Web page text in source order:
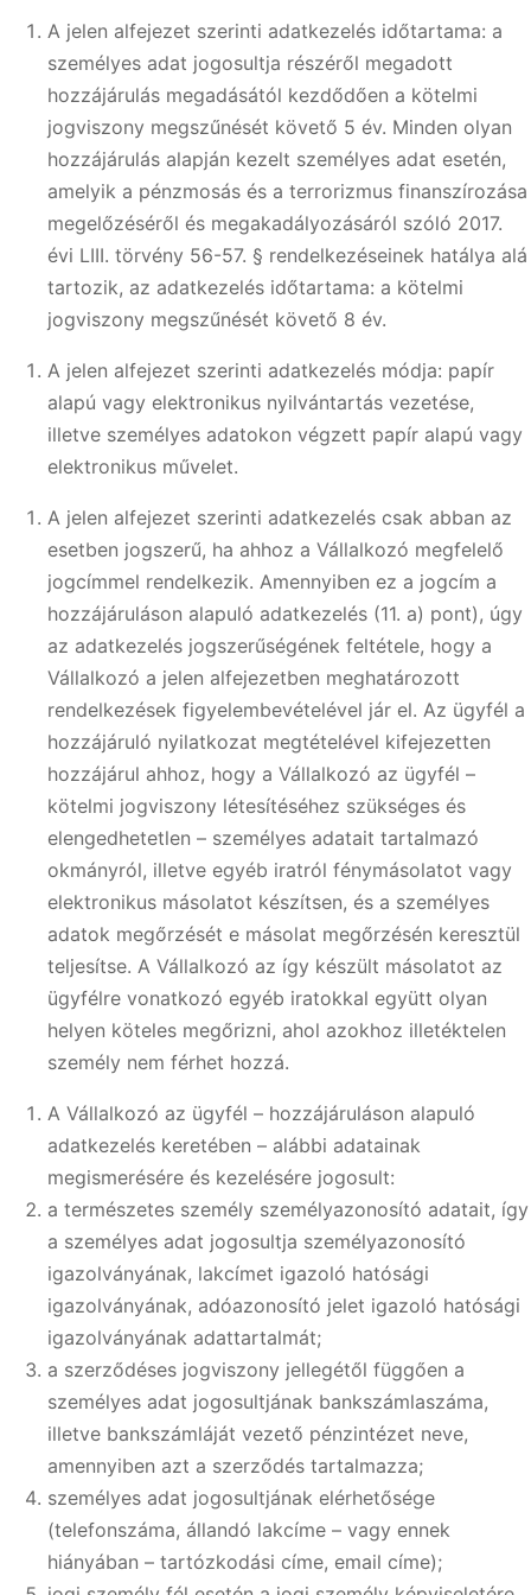
A jelen alfejezet szerinti adatkezelés időtartama: a
személyes adat jogosultja részéről megadott
hozzájárulás megadásától kezdődően a kötelmi
jogviszony megszűnését követő 5 év. Minden olyan
hozzájárulás alapján kezelt személyes adat esetén,
amelyik a pénzmosás és a terrorizmus finanszírozása
megelőzéséről és megakadályozásáról szóló 2017.
évi LIII. törvény 56-57. § rendelkezéseinek hatálya alá
tartozik, az adatkezelés időtartama: a kötelmi
jogviszony megszűnését követő 8 év.
A jelen alfejezet szerinti adatkezelés módja: papír
alapú vagy elektronikus nyilvántartás vezetése,
illetve személyes adatokon végzett papír alapú vagy
elektronikus művelet.
A jelen alfejezet szerinti adatkezelés csak abban az
esetben jogszerű, ha ahhoz a Vállalkozó megfelelő
jogcímmel rendelkezik. Amennyiben ez a jogcím a
hozzájáruláson alapuló adatkezelés (11. a) pont), úgy
az adatkezelés jogszerűségének feltétele, hogy a
Vállalkozó a jelen alfejezetben meghatározott
rendelkezések figyelembevételével jár el. Az ügyfél a
hozzájáruló nyilatkozat megtételével kifejezetten
hozzájárul ahhoz, hogy a Vállalkozó az ügyfél –
kötelmi jogviszony létesítéséhez szükséges és
elengedhetetlen – személyes adatait tartalmazó
okmányról, illetve egyéb iratról fénymásolatot vagy
elektronikus másolatot készítsen, és a személyes
adatok megőrzését e másolat megőrzésén keresztül
teljesítse. A Vállalkozó az így készült másolatot az
ügyfélre vonatkozó egyéb iratokkal együtt olyan
helyen köteles megőrizni, ahol azokhoz illetéktelen
személy nem férhet hozzá.
A Vállalkozó az ügyfél – hozzájáruláson alapuló
adatkezelés keretében – alábbi adatainak
megismerésére és kezelésére jogosult:
a természetes személy személyazonosító adatait, így
a személyes adat jogosultja személyazonosító
igazolványának, lakcímet igazoló hatósági
igazolványának, adóazonosító jelet igazoló hatósági
igazolványának adattartalmát;
a szerződéses jogviszony jellegétől függően a
személyes adat jogosultjának bankszámlaszáma,
illetve bankszámláját vezető pénzintézet neve,
amennyiben azt a szerződés tartalmazza;
személyes adat jogosultjának elérhetősége
(telefonszáma, állandó lakcíme – vagy ennek
hiányában – tartózkodási címe, email címe);